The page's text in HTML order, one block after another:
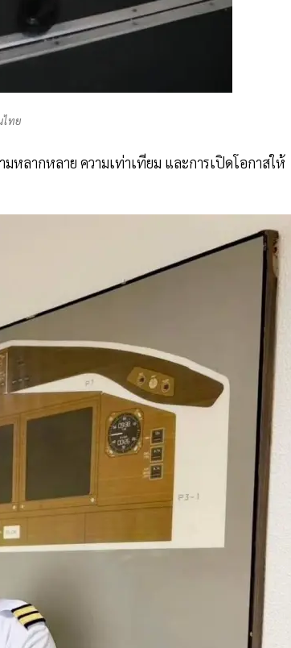
ไทย
หลากหลาย ความเท่าเทียม และการเปิดโอกาสให้